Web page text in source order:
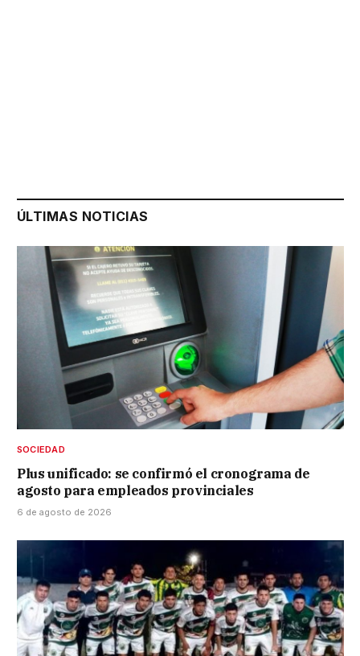
ÚLTIMAS NOTICIAS
SOCIEDAD
Plus unificado: se confirmó el cronograma de
agosto para empleados provinciales
6 de agosto de 2026